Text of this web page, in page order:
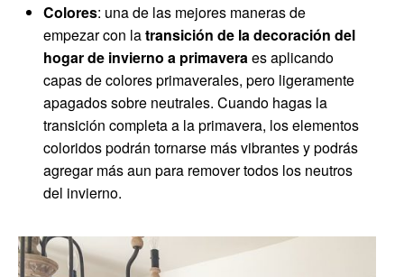
Colores: una de las mejores maneras de
empezar con latransición de la decoración del
hogar de invierno a primaveraes aplicando
capas de colores primaverales, pero ligeramente
apagados sobre neutrales. Cuando hagas la
transición completa a la primavera, los elementos
coloridos podrán tornarse más vibrantes y podrás
agregar más aun para remover todos los neutros
del invierno.